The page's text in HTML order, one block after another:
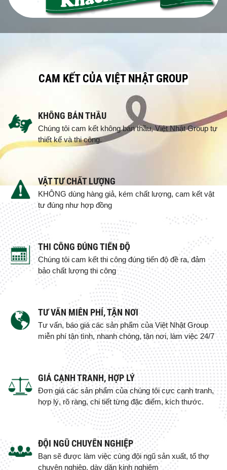
CAM KẾT CỦA VIỆT NHẬT GROUP
KHÔNG BÁN THẦU
Chúng tôi cam kết không bán thầu, Việt Nhật Group tự
thiết kế và thi công.
VẬT TƯ CHẤT LƯỢNG
KHÔNG dùng hàng giả, kém chất lượng, cam kết vật
tư đúng như hợp đồng
THI CÔNG ĐÚNG TIẾN ĐỘ
Chúng tôi cam kết thi công đúng tiến độ đề ra, đảm
bảo chất lượng thi công
TƯ VẤN MIỄN PHÍ, TẬN NƠI
Tư vấn, báo giá các sản phẩm của Việt Nhật Group
miễn phí tận tình, nhanh chóng, tận nơi, làm việc 24/7
GIÁ CẠNH TRANH, HỢP LÝ
Đơn giá các sản phẩm của chúng tôi cực cạnh tranh,
hợp lý, rõ ràng, chi tiết từng đặc điểm, kích thước.
ĐỘI NGŨ CHUYÊN NGHIỆP
Bạn sẽ được làm việc cùng đội ngũ sản xuất, tổ thợ
chuyên nghiệp, dày dặn kinh nghiệm